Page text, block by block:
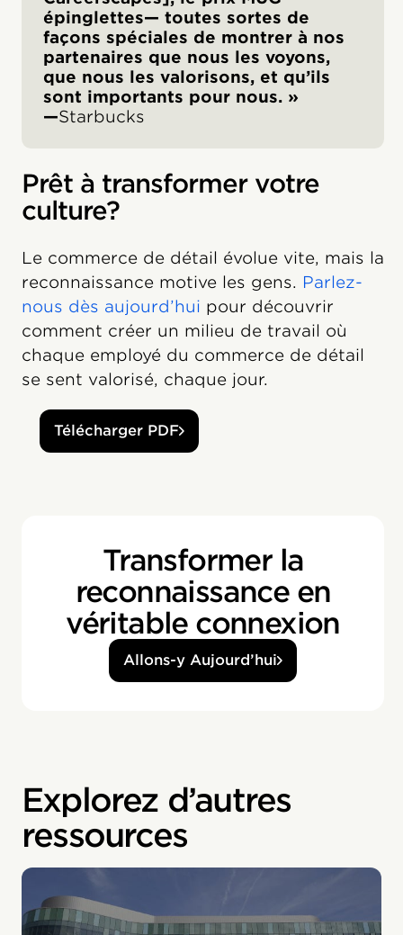
épinglettes— toutes sortes de
façons spéciales de montrer à nos
partenaires que nous les voyons,
que nous les valorisons, et qu’ils
sont importants pour nous. »
—Starbucks
Prêt à transformer votre
culture?
Le commerce de détail évolue vite, mais la
reconnaissance motive les gens. Parlez-
nous dès aujourd’hui pour découvrir
comment créer un milieu de travail où
chaque employé du commerce de détail
se sent valorisé, chaque jour.
Télécharger PDF
Transformer la
reconnaissance en
véritable connexion
Allons-y Aujourd’hui
Explorez d’autres
ressources